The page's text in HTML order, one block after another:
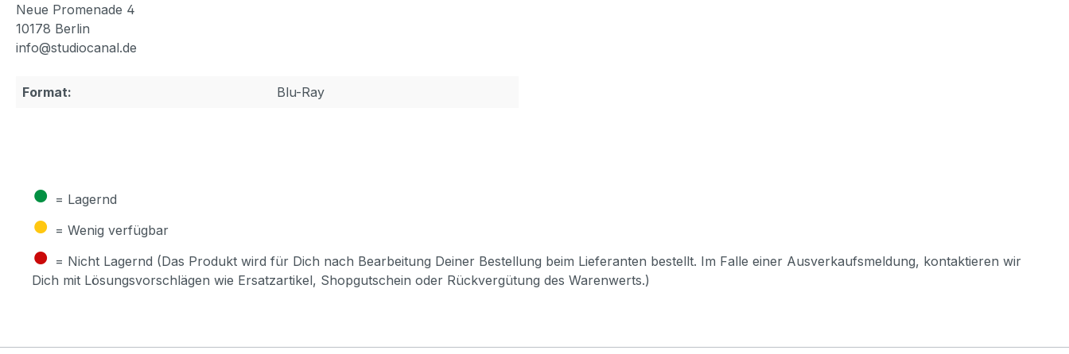
Neue Promenade 4
10178 Berlin
info@studiocanal.de
Format: Blu-Ray
● = Lagernd
● = Wenig verfügbar
● = Nicht Lagernd (Das Produkt wird für Dich nach Bearbeitung Deiner Bestellung beim Lieferanten bestellt. Im Falle einer Ausverkaufsmeldung, kontaktieren wir
Dich mit Lösungsvorschlägen wie Ersatzartikel, Shopgutschein oder Rückvergütung des Warenwerts.)